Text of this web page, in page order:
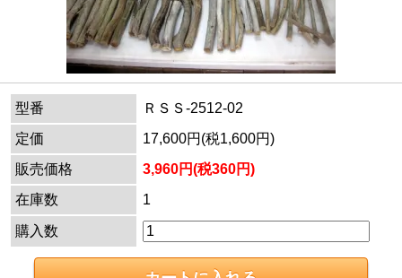
型番
ＲＳＳ-2512-02
定価
17,600円(税1,600円)
販売価格
3,960円(税360円)
在庫数
1
購入数